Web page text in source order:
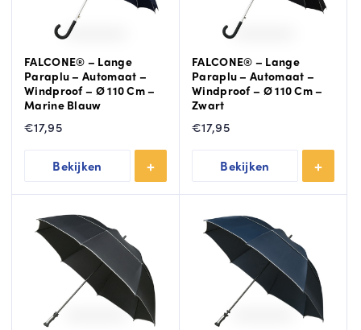
FALCONE® – Lange
Paraplu – Automaat –
Windproof – Ø 110 Cm –
Marine Blauw
€17,95
Bekijken
FALCONE® – Lange
Paraplu – Automaat –
Windproof – Ø 110 Cm –
Zwart
€17,95
Bekijken